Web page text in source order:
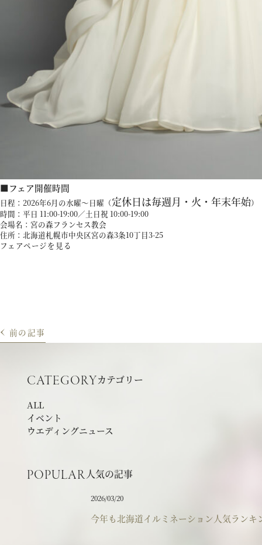
■フェア開催時間
日程：2026年6月の水曜～日曜（定休日は毎週月・火・年末年始）
時間：平日 11:00-19:00／土日祝 10:00-19:00
会場名：宮の森フランセス教会
住所：北海道札幌市中央区宮の森3条10丁目3-25
フェアページを見る
前の記事
カテゴリー
CATEGORY
ALL
イベント
ウエディングニュース
人気の記事
POPULAR
2026/03/20
今年も北海道イルミネーション人気ラン